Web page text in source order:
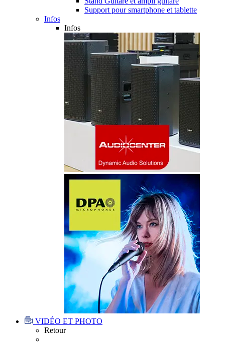
Support pour smartphone et tablette
Infos
Infos
VIDÉO ET PHOTO
Retour